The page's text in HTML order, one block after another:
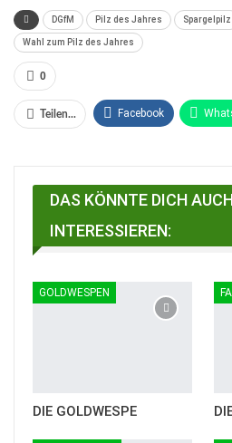
DGfM Pilz des Jahres Spargelpilz
Wahl zum Pilz des Jahres
0
Teilen... Facebook
Facebook Messenger
DAS KÖNNTE DICH
INTERESSIEREN:
GOLDWESPEN
DIE GOLDWESPE